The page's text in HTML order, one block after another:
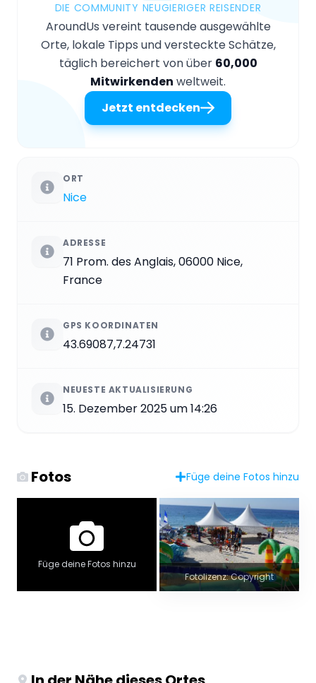
DIE COMMUNITY NEUGIERIGER REISENDER
AroundUs vereint tausende ausgewählte
Orte, lokale Tipps und versteckte Schätze,
täglich bereichert von über 60,000
Mitwirkenden weltweit.
Jetzt entdecken
ORT
Nice
ADRESSE
71 Prom. des Anglais, 06000 Nice,
France
GPS KOORDINATEN
43.69087,7.24731
NEUESTE AKTUALISIERUNG
15. Dezember 2025 um 14:26
Fotos Füge deine Fotos hinzu
Füge deine Fotos hinzu
Fotolizenz: Copyright